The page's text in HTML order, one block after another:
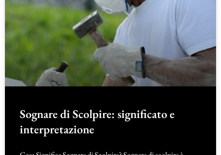
Sognare di Scolpire: significato e
interpretazione